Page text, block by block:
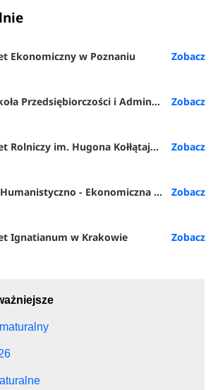
Ekonomiczny w Poznaniu
Przedsiębiorczości i Administracji w Lublinie
im. Hugona Kołłątaja w Krakowie
- Ekonomiczna w Łodzi
Ignatianum w Krakowie